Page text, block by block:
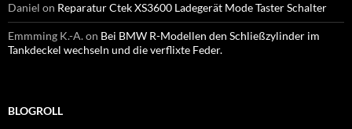
Daniel on Reparatur Ctek XS3600 Ladegerät Mode Taster Schalter
Emmming K.-A.on Bei BMW R-Modellen den Schließzylinder im
Tankdeckel wechseln und die verflixte Feder.
BLOGROLL